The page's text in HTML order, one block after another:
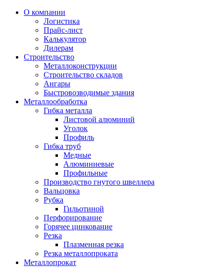
О компании
Логистика
Прайс-лист
Калькулятор
Дилерам
Строительство
Металлоконструкции
Строительство складов
Ангары
Быстровозводимые здания
Металлообработка
Гибка металла
Листовой алюминий
Уголок
Профиль
Гибка труб
Медные
Алюминиевые
Профильные
Производство гнутого швеллера
Вальцовка
Рубка
Гильотиной
Перфорирование
Горячее цинкование
Резка
Плазменная резка
Резка металлопроката
Металлопрокат